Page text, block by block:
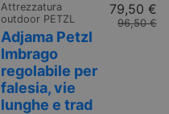
Attrezzatura
outdoor PETZL
Adjama Petzl
Imbrago
regolabile per
falesia, vie
lunghe e trad
79,50 €
96,50 €